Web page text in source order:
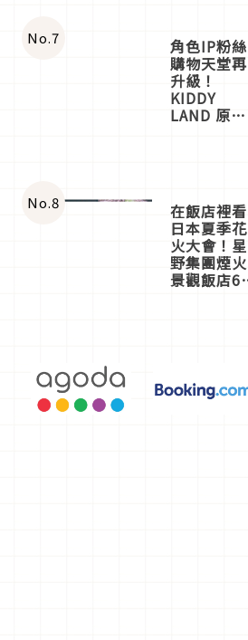
一同給出了
答案
No.7 角色IP粉絲
購物天堂再
升級！
KIDDY
LAND 原宿
店3分即達
No.8 在飯店裡看
日本夏季花
火大會！星
野集團煙火
景觀飯店6